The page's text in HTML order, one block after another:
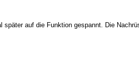
auf die Funktion gespannt. Die